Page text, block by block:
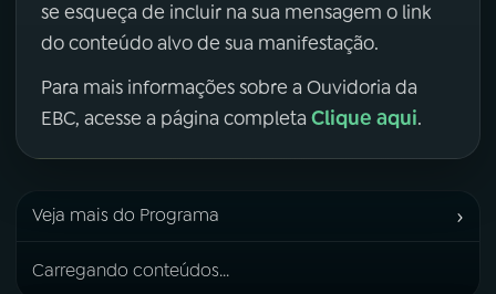
se esqueça de incluir na sua mensagem o link
do conteúdo alvo de sua manifestação.
Para mais informações sobre a Ouvidoria da
EBC, acesse a página completa Clique aqui.
Veja mais do Programa ›
Carregando conteúdos...